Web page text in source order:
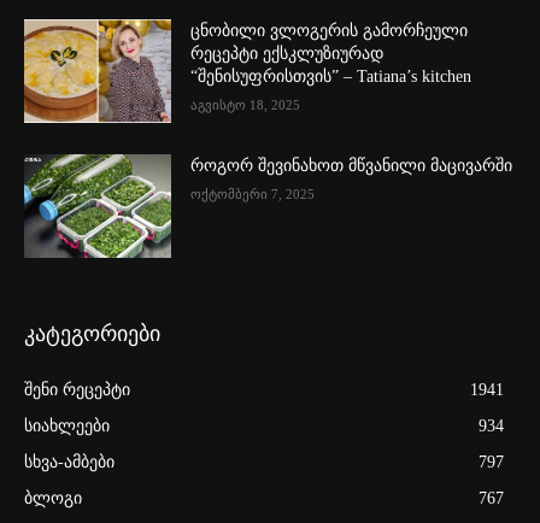
ცნობილი ვლოგერის გამორჩეული
რეცეპტი ექსკლუზიურად
“შენისუფრისთვის” – Tatiana’s kitchen
აგვისტო 18, 2025
როგორ შევინახოთ მწვანილი მაცივარში
ოქტომბერი 7, 2025
კატეგორიები
შენი რეცეპტი
1941
სიახლეები
934
სხვა-ამბები
797
ბლოგი
767